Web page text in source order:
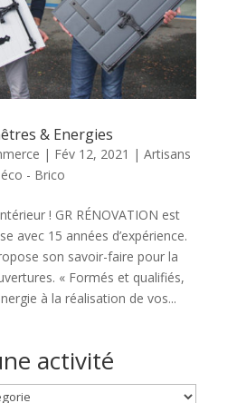
& Energies
| Fév 12, 2021 | Artisans
- Brico
! GR RÉNOVATION est
avec 15 années d’expérience.
son savoir-faire pour la
« Formés et qualifiés,
à la réalisation de vos...
activité